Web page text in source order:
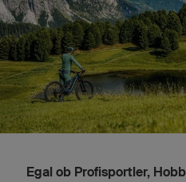
Egal ob Profisportler,